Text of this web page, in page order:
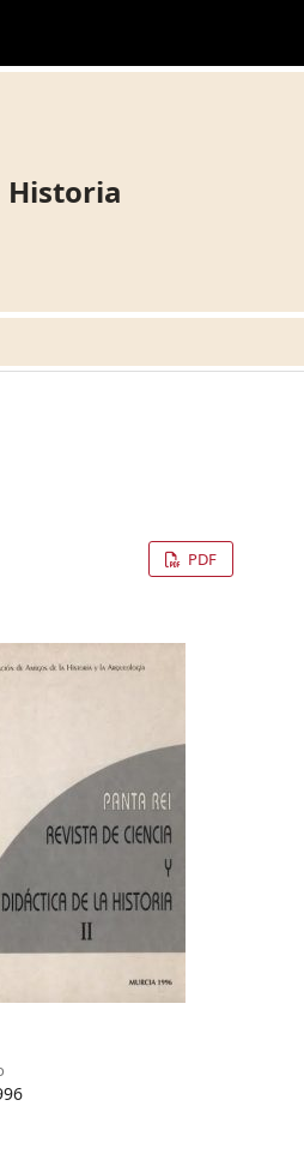
Historia
PDF